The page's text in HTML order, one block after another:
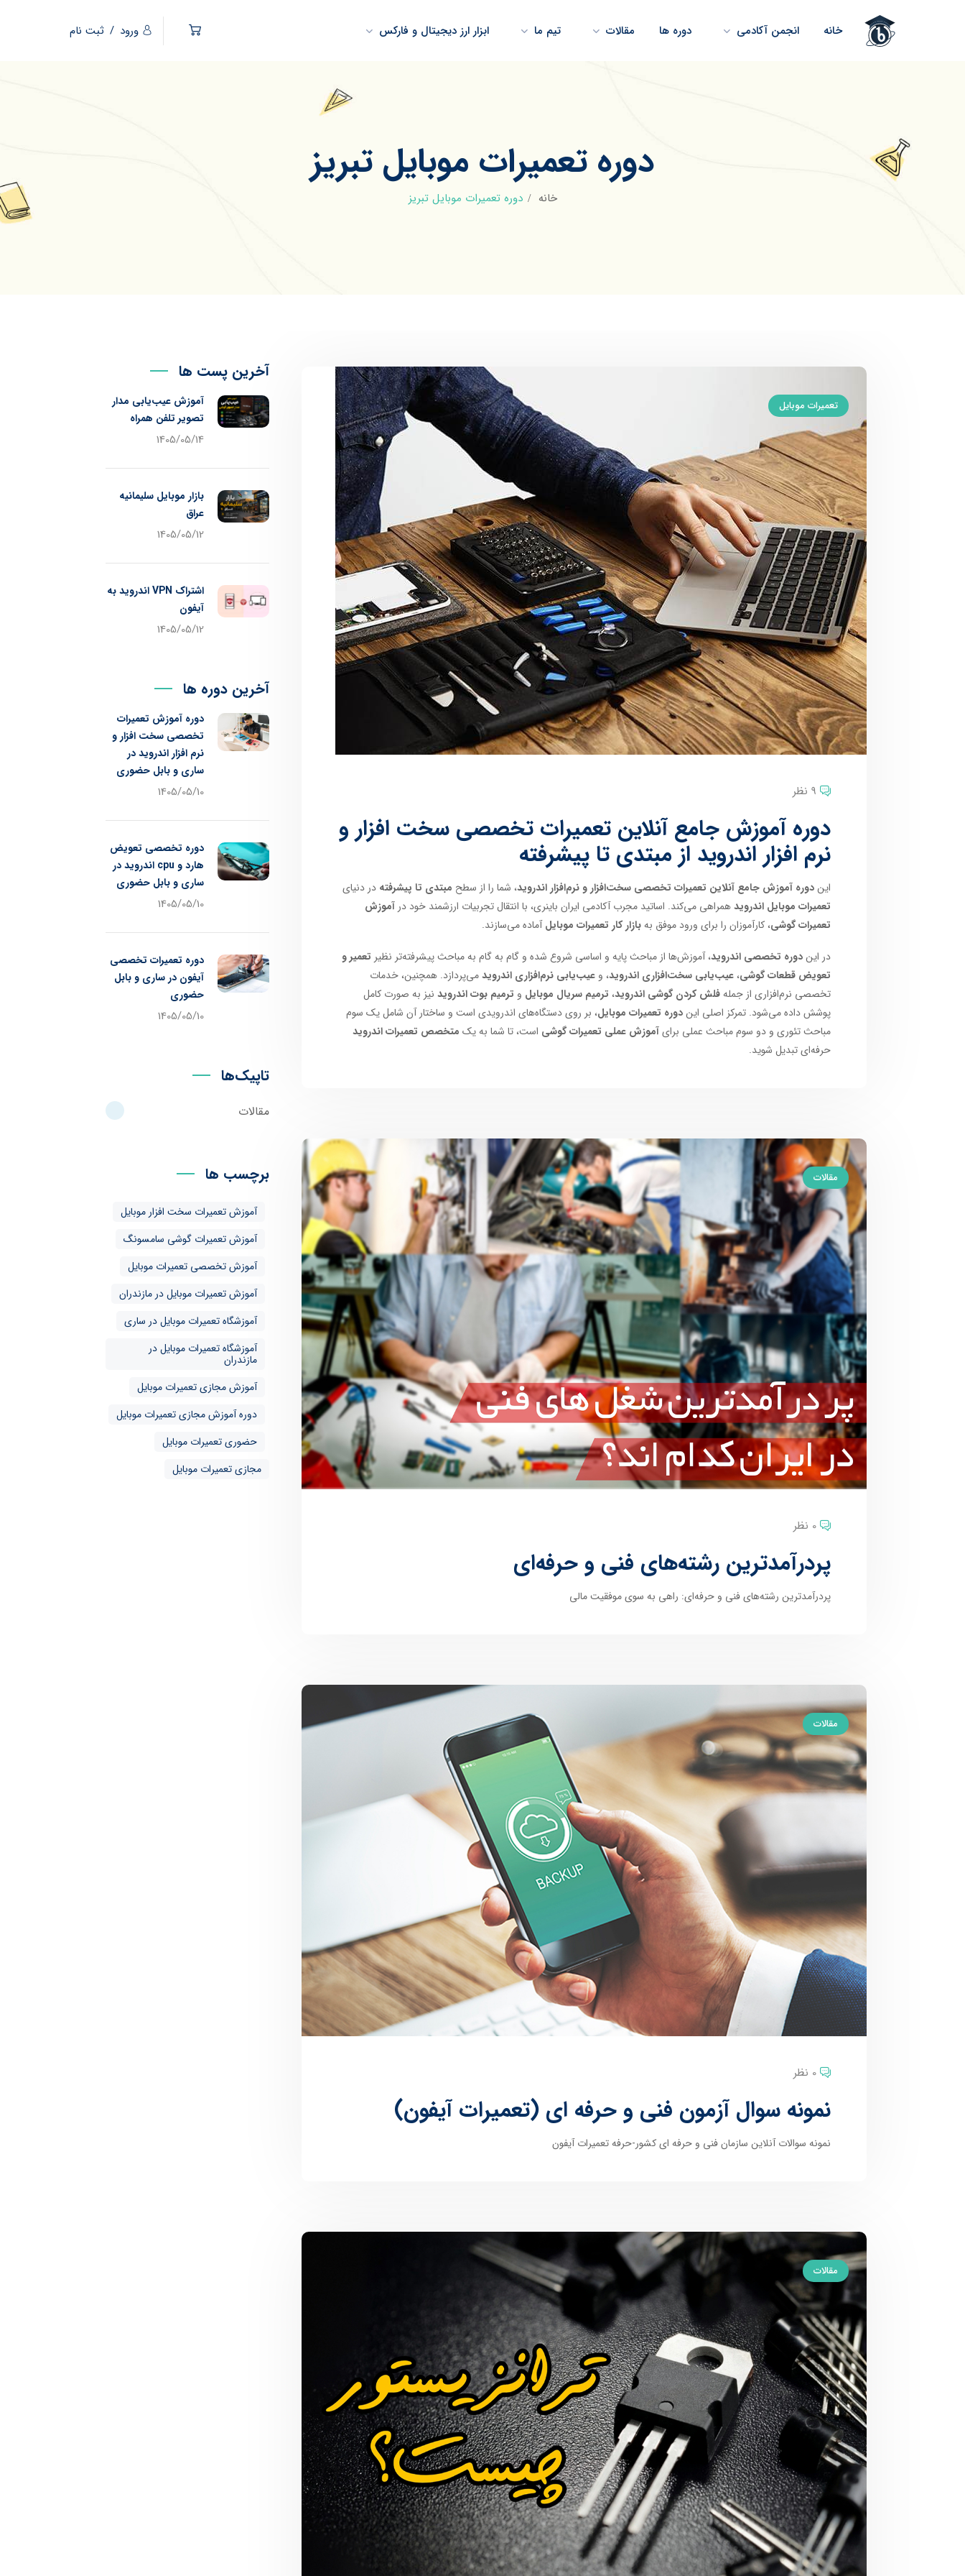
خانه انجمن آکادمی دوره ها مقالات تیم ما ابزار ارز دیجیتال و فارکس ورود / ثبت نام
دوره تعمیرات موبایل تبریز
خانه دوره تعمیرات موبایل تبریز
تعمیرات موبایل
9 نظر
دوره آموزش جامع آنلاین تعمیرات تخصصی سخت افزار و
نرم افزار اندروید از مبتدی تا پیشرفته
ایندوره آموزش جامع آنلاین تعمیرات تخصصی سخت‌افزار و نرم‌افزار اندروید، شما را از سطح مبتدی تا پیشرفته در دنیای
تعمیرات موبایل اندرویدهمراهی می‌کند. اساتید مجرب آکادمی ایران باینری، با انتقال تجربیات ارزشمند خود در آموزش
تعمیرات گوشی، کارآموزان را برای ورود موفق بهبازار کار تعمیرات موبایلآماده می‌سازند.
در ایندوره تخصصی اندروید، آموزش‌ها از مباحث پایه و اساسی شروع شده و گام به گام به مباحث پیشرفته‌تر نظیر تعمیر و
تعویض قطعات گوشی، عیب‌یابی سخت‌افزاری اندروید، و عیب‌یابی نرم‌افزاری اندرویدمی‌پردازد. همچنین، خدمات
تخصصی نرم‌افزاری از جملهفلش کردن گوشی اندروید، ترمیم سریال موبایل و ترمیم بوت اندروید نیز به صورت کامل
پوشش داده می‌شود. تمرکز اصلی ایندوره تعمیرات موبایل، بر روی دستگاه‌های اندرویدی است و ساختار آن شامل یک سوم
مباحث تئوری و دو سوم مباحث عملی برایآموزش عملی تعمیرات گوشی است، تا شما به یک متخصص تعمیرات اندروید
حرفه‌ای تبدیل شوید.
مقالات
0 نظر
پردرآمدترین رشته‌های فنی و حرفه‌ای
پردرآمدترین رشته‌های فنی و حرفه‌ای: راهی به سوی موفقیت مالی
مقالات
0 نظر
نمونه سوال آزمون فنی و حرفه ای (تعمیرات آیفون)
نمونه سوالات آنلاین سازمان فنی و حرفه ای کشور-حرفه تعمیرات آیفون
مقالات
آخرین پست ها
آموزش عیب‌یابی مدار
تصویر تلفن همراه
1405/05/14
بازار موبایل سلیمانیه
عراق
1405/05/12
اشتراک VPN اندروید به
آیفون
1405/05/12
آخرین دوره ها
دوره آموزش تعمیرات
تخصصی سخت افزار و
نرم افزار اندروید در
ساری و بابل حضوری
1405/05/10
دوره تخصصی تعویض
هارد و cpu اندروید در
ساری و بابل حضوری
1405/05/10
دوره تعمیرات تخصصی
آیفون در ساری و بابل
حضوری
1405/05/10
تاپیک‌ها
مقالات
برچسب ها
آموزش تعمیرات سخت افزار موبایل
آموزش تعمیرات گوشی سامسونگ
آموزش تخصصی تعمیرات موبایل
آموزش تعمیرات موبایل در مازندران
آموزشگاه تعمیرات موبایل در ساری
آموزشگاه تعمیرات موبایل در
مازندران
آموزش مجازی تعمیرات موبایل
دوره آموزش مجازی تعمیرات موبایل
حضوری تعمیرات موبایل
مجازی تعمیرات موبایل